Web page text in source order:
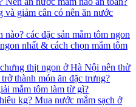
và giảm cân có nên ăn nước
các đặc sản mắm tôm ngon
nhất & cách chọn mắm tôm
thịt ngon ở Hà Nội nên thử
thành món ăn đặc trưng?
mắm tôm làm từ gì?
kg? Mua nước mắm sạch ở